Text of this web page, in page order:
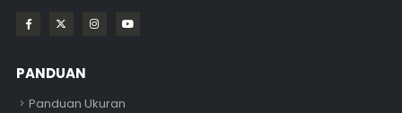
PANDUAN
Panduan Ukuran